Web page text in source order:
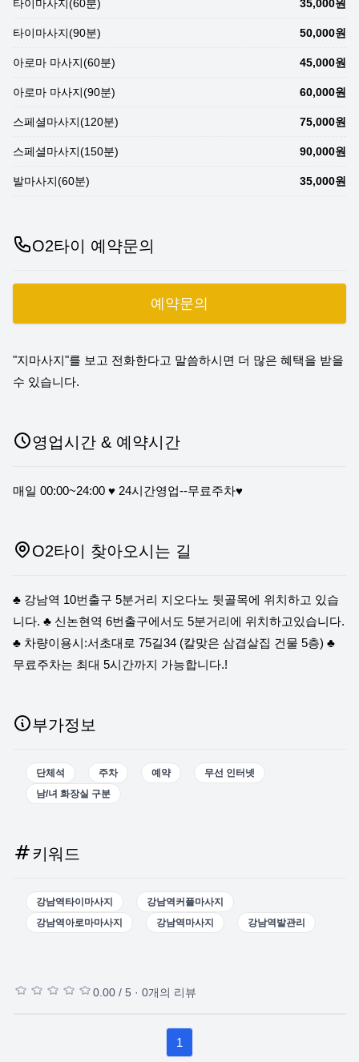
타이마사지(60분) 35,000원
타이마사지(90분) 50,000원
아로마 마사지(60분) 45,000원
아로마 마사지(90분) 60,000원
스페셜마사지(120분) 75,000원
스페셜마사지(150분) 90,000원
발마사지(60분) 35,000원
O2타이 예약문의
예약문의
"지마사지"를 보고 전화한다고 말씀하시면 더 많은 혜택을 받을
수 있습니다.
영업시간 & 예약시간
매일 00:00~24:00 ♥ 24시간영업--무료주차♥
O2타이 찾아오시는 길
♣ 강남역 10번출구 5분거리 지오다노 뒷골목에 위치하고 있습
니다. ♣ 신논현역 6번출구에서도 5분거리에 위치하고있습니다.
♣ 차량이용시:서초대로 75길34 (칼맞은 삼겹살집 건물 5층) ♣
무료주차는 최대 5시간까지 가능합니다.!
부가정보
단체석 주차 예약
무선 인터넷
남/녀 화장실 구분
키워드
강남역타이마사지
강남역커플마사지
강남역아로마마사지
강남역마사지 강남역발관리
0.00 / 5 · 0개의 리뷰
1